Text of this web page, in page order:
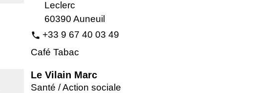
Leclerc
60390 Auneuil
phone +33 9 67 40 03 49
Café Tabac
Le Vilain Marc
Santé / Action sociale